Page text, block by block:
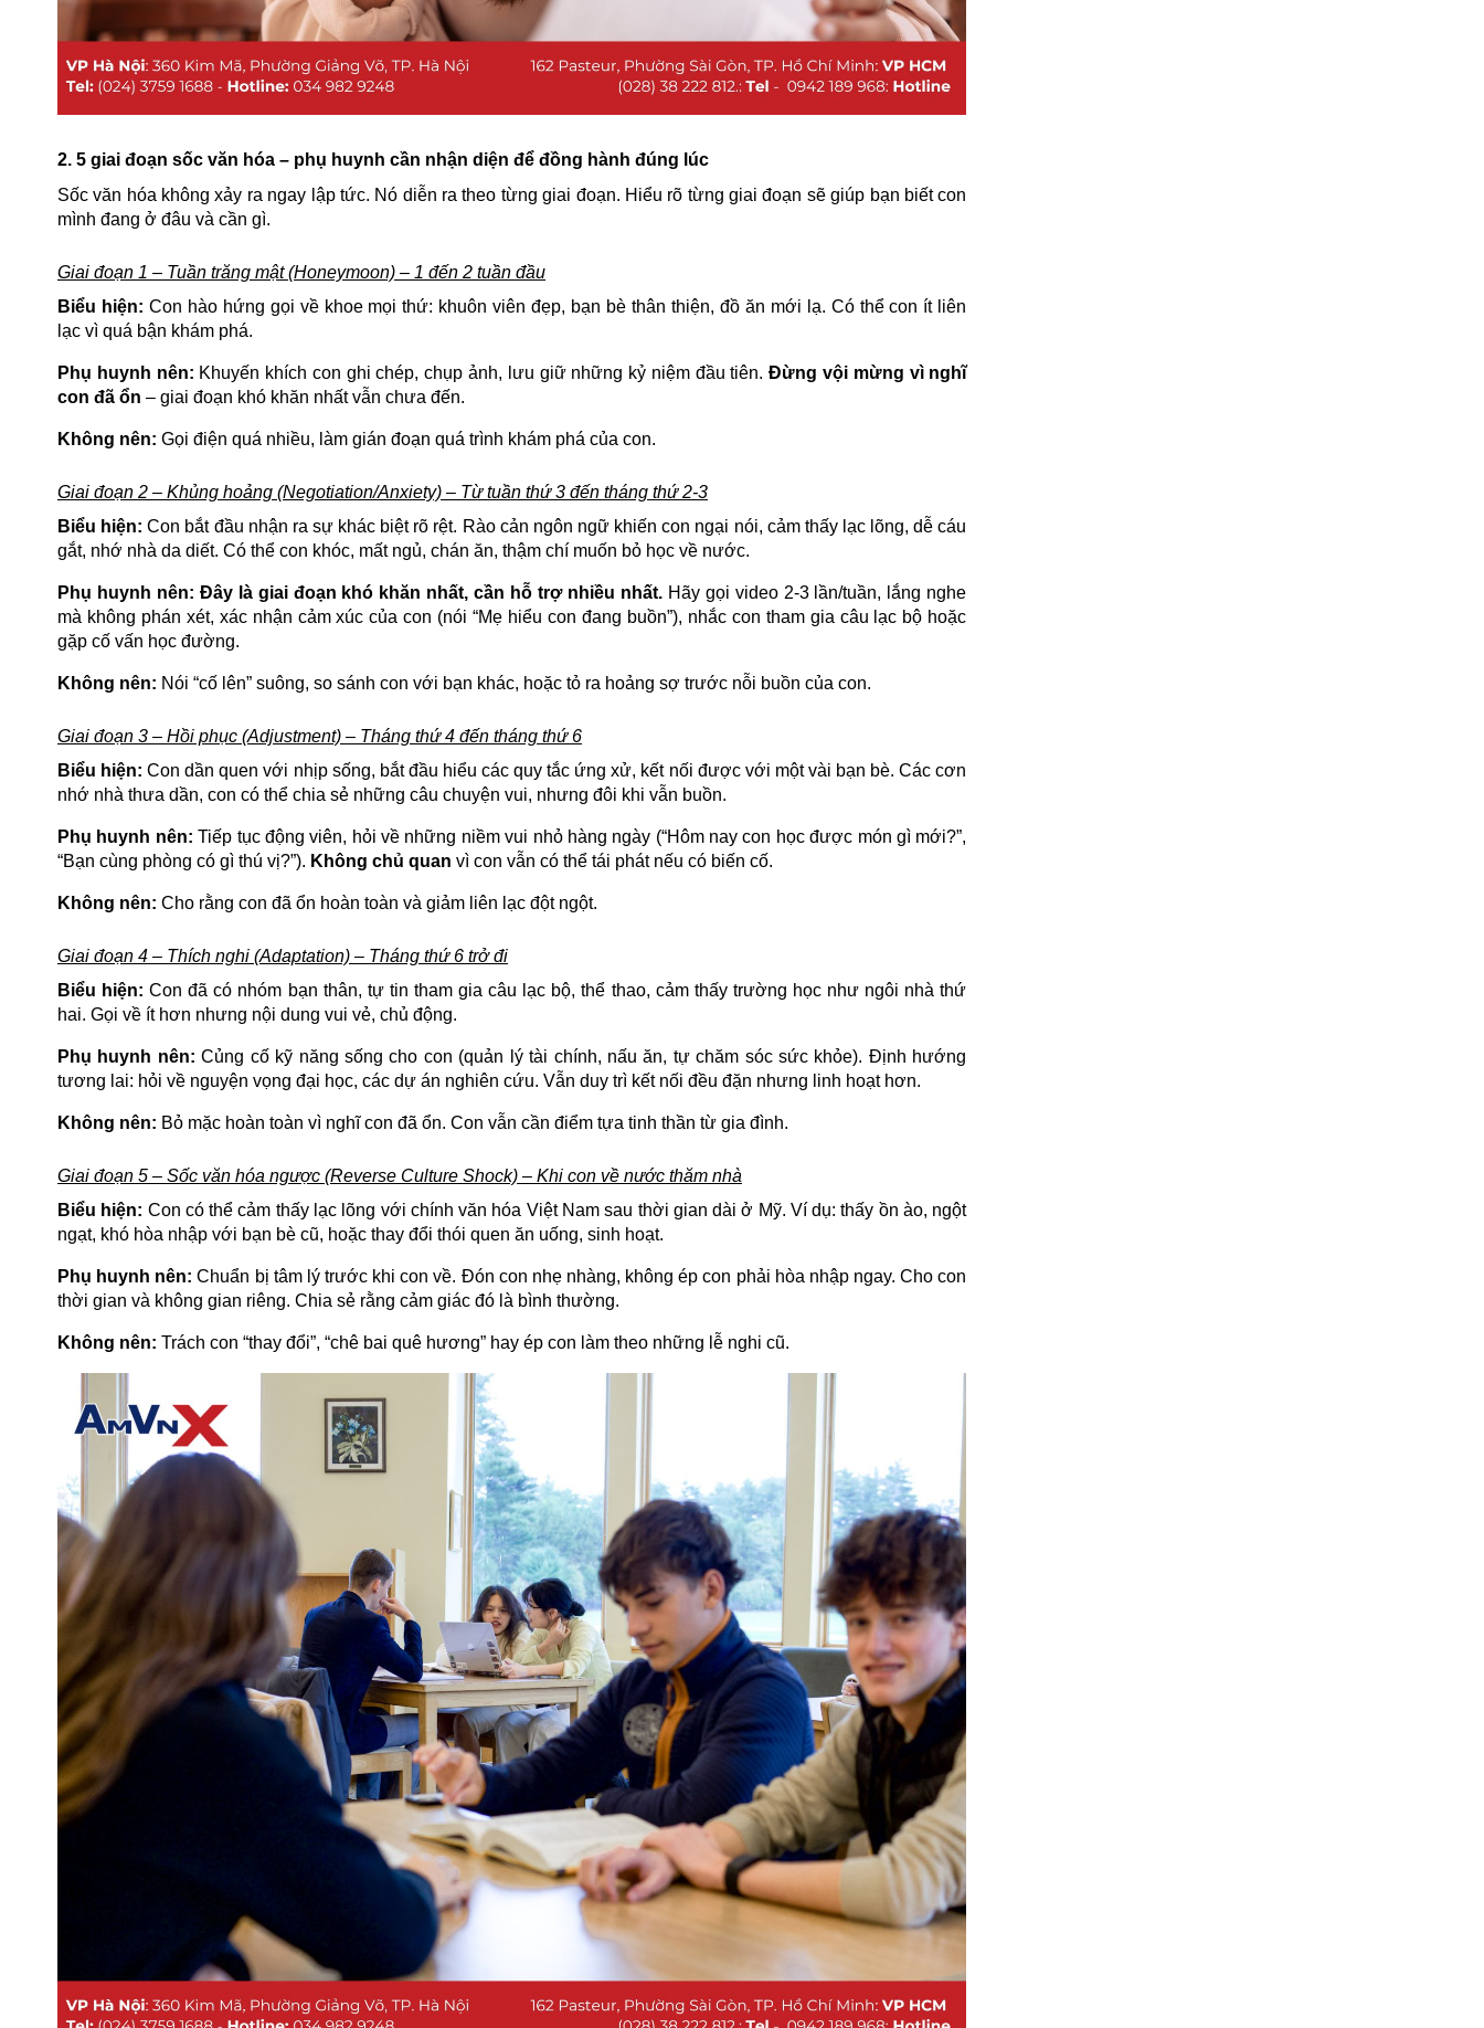
2. 5 giai đoạn sốc văn hóa – phụ huynh cần nhận diện để đồng hành đúng lúc
Sốc văn hóa không xảy ra ngay lập tức. Nó diễn ra theo từng giai đoạn. Hiểu rõ từng giai đoạn sẽ giúp bạn biết con
mình đang ở đâu và cần gì.
Giai đoạn 1 – Tuần trăng mật (Honeymoon) – 1 đến 2 tuần đầu
Biểu hiện: Con hào hứng gọi về khoe mọi thứ: khuôn viên đẹp, bạn bè thân thiện, đồ ăn mới lạ. Có thể con ít liên
lạc vì quá bận khám phá.
Phụ huynh nên: Khuyến khích con ghi chép, chụp ảnh, lưu giữ những kỷ niệm đầu tiên.Đừng vội mừng vì nghĩ
con đã ổn – giai đoạn khó khăn nhất vẫn chưa đến.
Không nên: Gọi điện quá nhiều, làm gián đoạn quá trình khám phá của con.
Giai đoạn 2 – Khủng hoảng (Negotiation/Anxiety) – Từ tuần thứ 3 đến tháng thứ 2-3
Biểu hiện: Con bắt đầu nhận ra sự khác biệt rõ rệt. Rào cản ngôn ngữ khiến con ngại nói, cảm thấy lạc lõng, dễ cáu
gắt, nhớ nhà da diết. Có thể con khóc, mất ngủ, chán ăn, thậm chí muốn bỏ học về nước.
Phụ huynh nên: Đây là giai đoạn khó khăn nhất, cần hỗ trợ nhiều nhất.Hãy gọi video 2-3 lần/tuần, lắng nghe
mà không phán xét, xác nhận cảm xúc của con (nói “Mẹ hiểu con đang buồn”), nhắc con tham gia câu lạc bộ hoặc
gặp cố vấn học đường.
Không nên: Nói “cố lên” suông, so sánh con với bạn khác, hoặc tỏ ra hoảng sợ trước nỗi buồn của con.
Giai đoạn 3 – Hồi phục (Adjustment) – Tháng thứ 4 đến tháng thứ 6
Biểu hiện: Con dần quen với nhịp sống, bắt đầu hiểu các quy tắc ứng xử, kết nối được với một vài bạn bè. Các cơn
nhớ nhà thưa dần, con có thể chia sẻ những câu chuyện vui, nhưng đôi khi vẫn buồn.
Phụ huynh nên: Tiếp tục động viên, hỏi về những niềm vui nhỏ hàng ngày (“Hôm nay con học được món gì mới?”,
“Bạn cùng phòng có gì thú vị?”). Không chủ quan vì con vẫn có thể tái phát nếu có biến cố.
Không nên: Cho rằng con đã ổn hoàn toàn và giảm liên lạc đột ngột.
Giai đoạn 4 – Thích nghi (Adaptation) – Tháng thứ 6 trở đi
Biểu hiện: Con đã có nhóm bạn thân, tự tin tham gia câu lạc bộ, thể thao, cảm thấy trường học như ngôi nhà thứ
hai. Gọi về ít hơn nhưng nội dung vui vẻ, chủ động.
Phụ huynh nên: Củng cố kỹ năng sống cho con (quản lý tài chính, nấu ăn, tự chăm sóc sức khỏe). Định hướng
tương lai: hỏi về nguyện vọng đại học, các dự án nghiên cứu. Vẫn duy trì kết nối đều đặn nhưng linh hoạt hơn.
Không nên: Bỏ mặc hoàn toàn vì nghĩ con đã ổn. Con vẫn cần điểm tựa tinh thần từ gia đình.
Giai đoạn 5 – Sốc văn hóa ngược (Reverse Culture Shock) – Khi con về nước thăm nhà
Biểu hiện: Con có thể cảm thấy lạc lõng với chính văn hóa Việt Nam sau thời gian dài ở Mỹ. Ví dụ: thấy ồn ào, ngột
ngạt, khó hòa nhập với bạn bè cũ, hoặc thay đổi thói quen ăn uống, sinh hoạt.
Phụ huynh nên: Chuẩn bị tâm lý trước khi con về. Đón con nhẹ nhàng, không ép con phải hòa nhập ngay. Cho con
thời gian và không gian riêng. Chia sẻ rằng cảm giác đó là bình thường.
Không nên: Trách con “thay đổi”, “chê bai quê hương” hay ép con làm theo những lễ nghi cũ.